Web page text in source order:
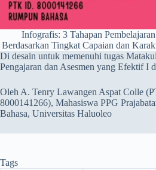
Infografis: 3 Tahapan
Berdasarkan Tingkat Capaian dan
Di desain untuk memenuhi tugas
Pengajaran dan Asesmen yang Efektif I
Oleh A. Tenry Lawangen Aspat Colle
8000141266), Mahasiswa PPG
Bahasa, Universitas Haluoleo
Tags